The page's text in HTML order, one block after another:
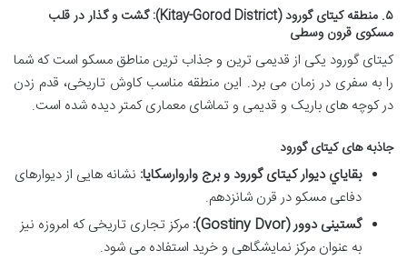
۵. منطقه کیتای گورود (Kitay-Gorod District): گشت و گذار در قلب
مسکوی قرون وسطی
کیتای گورود یکی از قدیمی ترین و جذاب ترین مناطق مسکو است که شما
را به سفری در زمان می برد. این منطقه مناسب کاوش تاریخی، قدم زدن
در کوچه های باریک و قدیمی و تماشای معماری کمتر دیده شده است.
جاذبه های کیتای گورود
بقاياي دیوار کیتای گورود و برج واروارسکایا: نشانه هایی از دیوارهای
دفاعی مسکو در قرن شانزدهم.
گستینی دوور (Gostiny Dvor):
مرکز تجاری تاریخی که امروزه نیز
به عنوان مرکز نمایشگاهی و خرید استفاده می شود.